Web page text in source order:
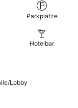
Parkplätze
Hotelbar
Lobby